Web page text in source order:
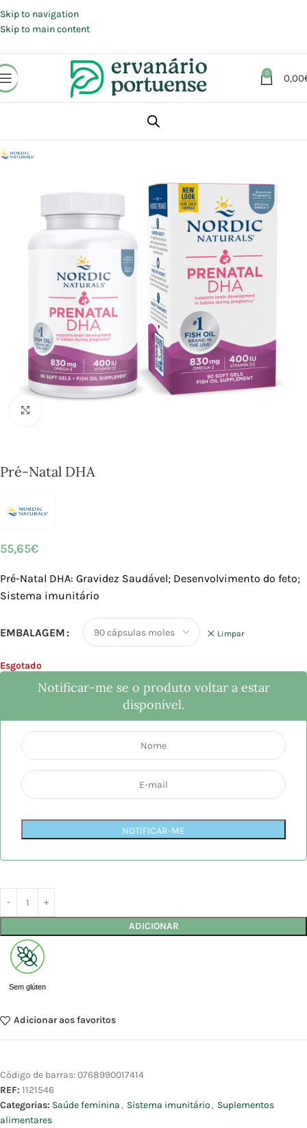
Skip to navigation
Skip to main content
0 0,00
Suplementos alimentares
Pré-Natal DHA
55,65€
Pré-Natal DHA: Gravidez Saudável; Desenvolvimento do feto;
Sistema imunitário
EMBALAGEM Limpar
Esgotado
Notificar-me se o produto voltar a estar
disponível.
NOTIFICAR-ME
ADICIONAR
Sem glúten
Adicionar aos favoritos
Código de barras:0768990017414
REF: 1121546
Categorias: Saúde feminina , Sistema imunitário , Suplementos
alimentares